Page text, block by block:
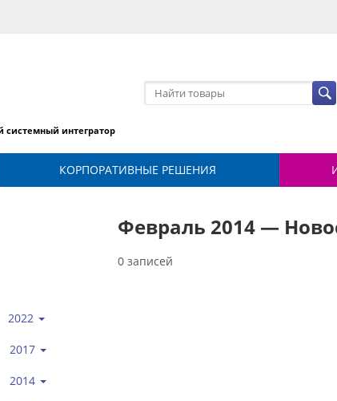
интегратор
КОРПОРАТИВНЫЕ РЕШЕНИЯ
2022
2017
2014
Февраль 2014 —
0 записей